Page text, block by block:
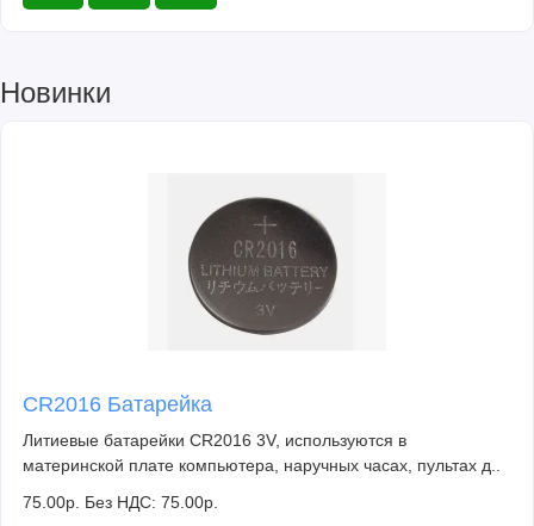
Новинки
CR2016 Батарейка
Литиевые батарейки CR2016 3V, используются в
материнской плате компьютера, наручных часах, пультах д..
75.00р. Без НДС: 75.00р.